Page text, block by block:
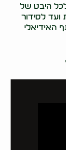
היבט של
ועד לסידור
האידיאלי